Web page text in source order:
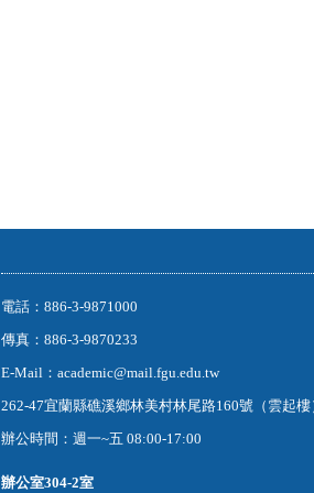
電話：886-3-9871000
傳真：886-3-9870233
E-Mail：academic@mail.fgu.edu.tw
262-47宜蘭縣礁溪鄉林美村林尾路160號（雲起
辦公時間：週一~五 08:00-17:00
辦公室304-2室